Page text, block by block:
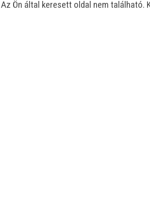
Az Ön által keresett oldal nem található.